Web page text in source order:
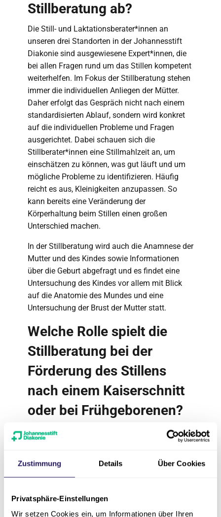
Zustimmung Details Über Cookies
Privatsphäre-Einstellungen
Wir setzen Cookies ein, um Informationen über Ihren
Stillberatung ab?
Die Still- und Laktationsberater*innen an
unseren drei Standorten in der Johannesstift
Diakonie sind ausgewiesene Expert*innen, die
bei allen Fragen rund um das Stillen kompetent
weiterhelfen. Im Fokus der Stillberatung stehen
immer die individuellen Anliegen der Mütter.
Daher erfolgt das Gespräch nicht nach einem
standardisierten Ablauf, sondern wird konkret
auf die individuellen Probleme und Fragen
ausgerichtet. Dabei schauen sich die
Stillberater*innen eine Stillmahlzeit an, um
einschätzen zu können, was gut läuft und um
mögliche Probleme zu identifizieren. Häufig
reicht es aus, Kleinigkeiten anzupassen. So
kann bereits eine Veränderung der
Körperhaltung beim Stillen einen großen
Unterschied machen.
In der Stillberatung wird auch die Anamnese der
Mutter und des Kindes sowie Informationen
über die Geburt abgefragt und es findet eine
Untersuchung des Kindes vor allem mit Blick
auf die Anatomie des Mundes und eine
Untersuchung der Brust der Mutter statt.
Welche Rolle spielt die
Stillberatung bei der
Förderung des Stillens
nach einem Kaiserschnitt
oder bei Frühgeborenen?
Nach einem Kaiserschnitt versucht unser
Fachpersonal – wie bei einer Spontangeburt –
Bonding zu fördern. Bis auf die kurze Trennung
nach einem Kaiserschnitt zur Untersuchung des
zwischen Mutter und Kind statt, sofern Mutter